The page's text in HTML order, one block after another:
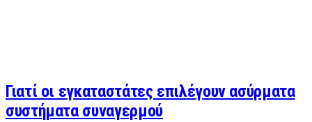
Γιατί οι εγκαταστάτες επιλέγουν ασύρματα
συστήματα συναγερμού